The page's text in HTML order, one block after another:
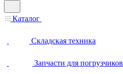
Каталог
Складская техника
Запчасти для погрузчиков